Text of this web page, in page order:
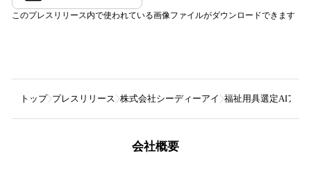
このプレスリリース内で使われている画像ファイルがダウンロードできます
トップ プレスリリース 株式会社シーディーアイ 福祉用具選定AIアシ
会社概要